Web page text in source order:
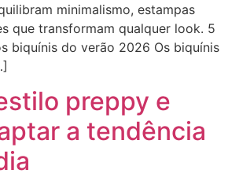
minimalismo, estampas
que transformam qualquer look. 5
biquínis do verão 2026 Os biquínis
preppy e
a tendência